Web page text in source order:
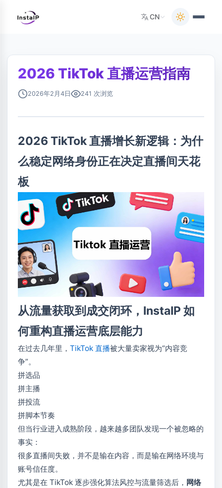
CN
2026 TikTok 直播运营指南
2026年2月4日 241 次浏览
2026 TikTok 直播增长新逻辑：为什
么稳定网络身份正在决定直播间天花
板
从流量获取到成交闭环，InstaIP 如
何重构直播运营底层能力
在过去几年里， TikTok 直播被大量卖家视为“内容竞
争”。
拼选品
拼主播
拼投流
拼脚本节奏
但当行业进入成熟阶段，越来越多团队发现一个被忽略的
事实：
很多直播间失败，并不是输在内容，而是输在网络环境与
账号信任度。
尤其是在 TikTok 逐步强化算法风控与流量筛选后， 网络